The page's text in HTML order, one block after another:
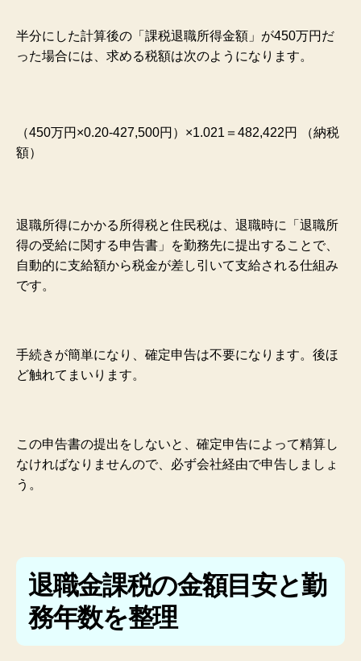
半分にした計算後の「課税退職所得金額」が450万円だ
った場合には、求める税額は次のようになります。
（450万円×0.20-427,500円）×1.021＝482,422円 （納税
額）
退職所得にかかる所得税と住民税は、退職時に「退職所
得の受給に関する申告書」を勤務先に提出することで、
自動的に支給額から税金が差し引いて支給される仕組み
です。
手続きが簡単になり、確定申告は不要になります。後ほ
ど触れてまいります。
この申告書の提出をしないと、確定申告によって精算し
なければなりませんので、必ず会社経由で申告しましょ
う。
退職金課税の金額目安と勤
務年数を整理